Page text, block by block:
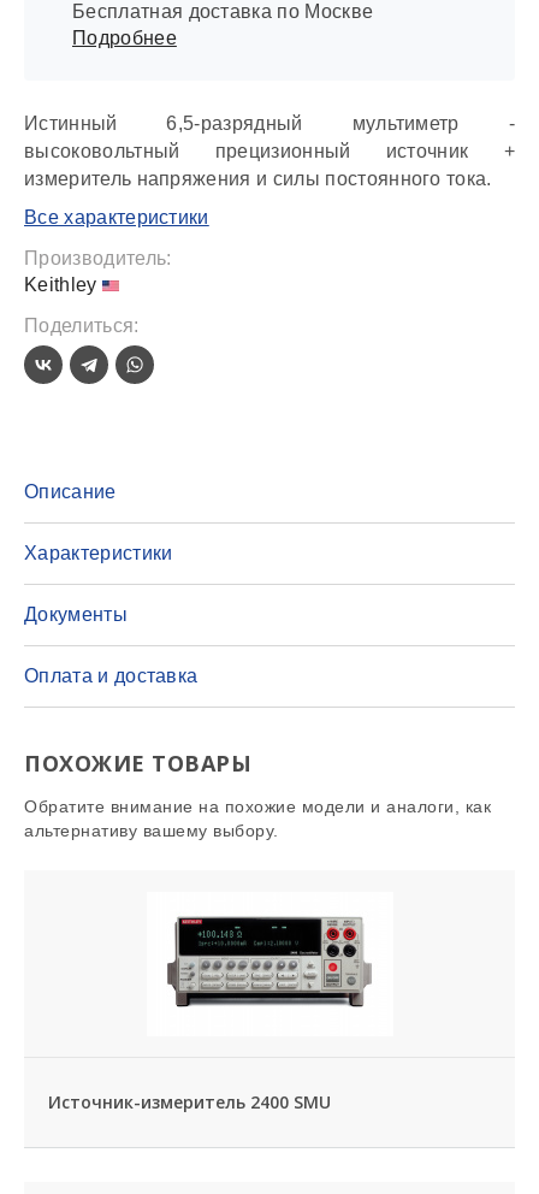
Истинный 6,5-разрядный мультиметр -
высоковольтный прецизионный источник +
измеритель напряжения и силы постоянного тока.
Все характеристики
Производитель:
Keithley
Поделиться:
Бесплатная доставка по Москве
Подробнее
Описание
Характеристики
Документы
Оплата и доставка
ПОХОЖИЕ ТОВАРЫ
Обратите внимание на похожие модели и аналоги, как
альтернативу вашему выбору.
Источник-измеритель 2400 SMU